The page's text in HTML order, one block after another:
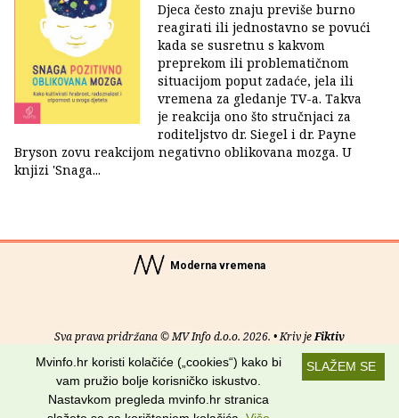
Djeca često znaju previše burno
reagirati ili jednostavno se povući
kada se susretnu s kakvom
preprekom ili problematičnom
situacijom poput zadaće, jela ili
vremena za gledanje TV-a. Takva
je reakcija ono što stručnjaci za
roditeljstvo dr. Siegel i dr. Payne
Bryson zovu reakcijom negativno oblikovana mozga. U
knjizi 'Snaga...
Moderna vremena
Sva prava pridržana © MV Info d.o.o. 2026. • Kriv jeFiktiv
Uvjeti korištenja RSS kanali
Potraži nas na:
SLAŽEM SE
Mvinfo.hr koristi kolačiće („cookies“) kako bi
vam pružio bolje korisničko iskustvo.
Nastavkom pregleda mvinfo.hr stranica